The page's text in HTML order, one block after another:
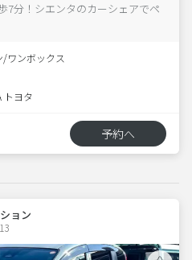
分！シエンタのカーシェアでペ
/ワンボックス
トヨタ
予約へ
ョン